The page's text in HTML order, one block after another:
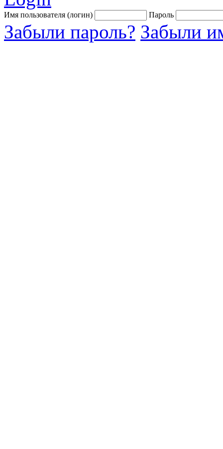
Имя пользователя (логин) Пароль
Забыли пароль? Забыли